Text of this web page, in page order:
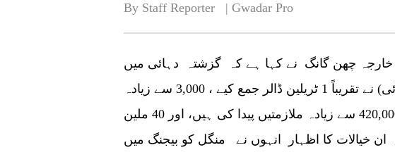
By Staff Reporter   | Gwadar Pro
خارجہ چھن گانگ نے کہا ہے کہ گزشتہ دہائی میں
بیلٹ اینڈ روڈ انیشیٹو (بی آر آئی) نے تقریباً 1 ٹریلین ڈالر جمع کیے ، 3,000 سے زیادہ
تعاون کے منصوبے شروع کیے ، 420,000 سے زیادہ ملازمتیں پیدا کی ہیں، اور 40 ملین
ان خیالات کا اظہار انہوں نے منگل کو بیجنگ میں